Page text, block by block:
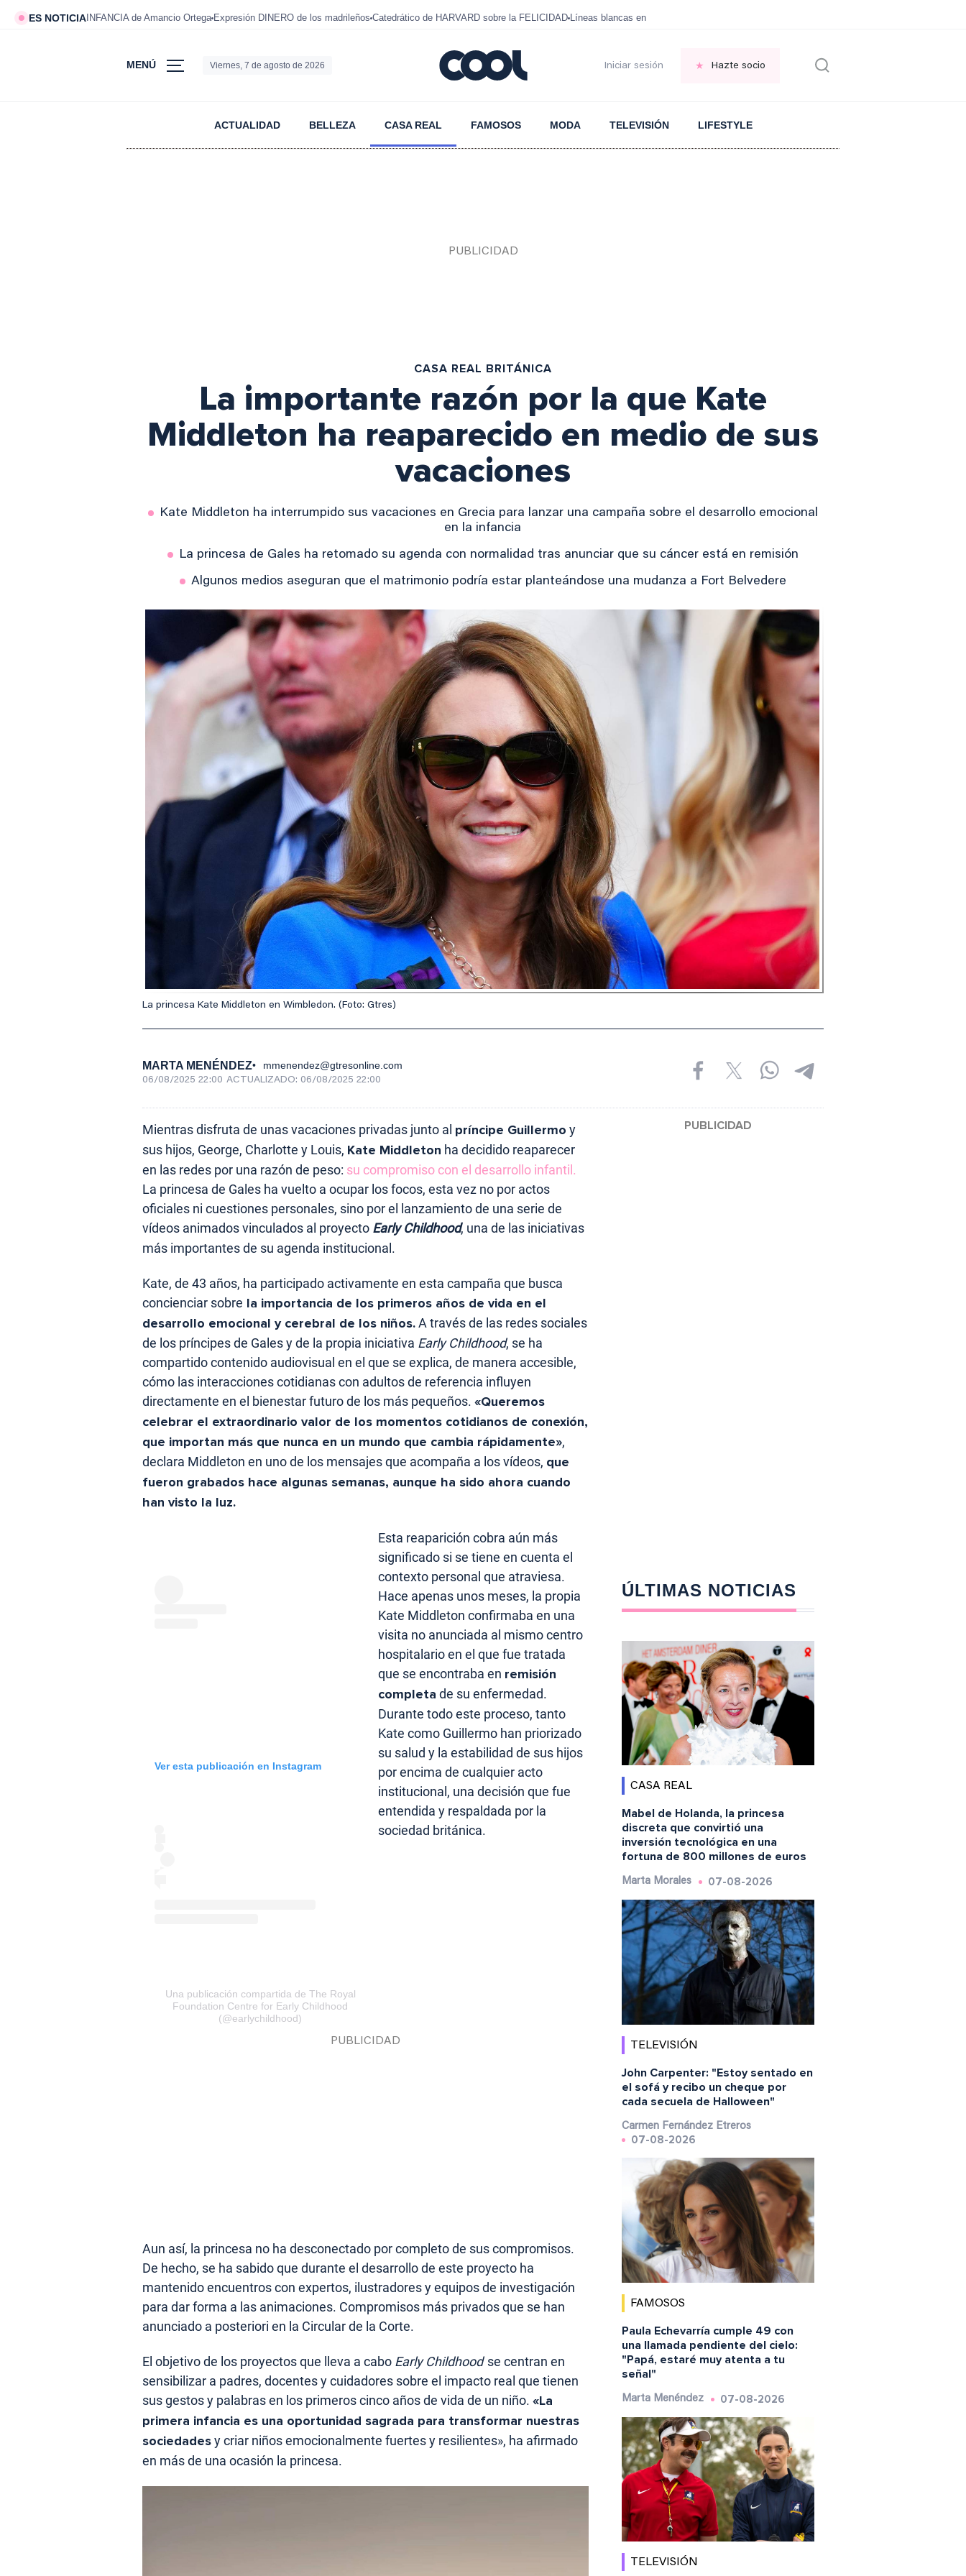
ES NOTICIA INFANCIA de Amancio Ortega Expresión DINERO de los madrileños Catedrático de HARVARD sobre la FELICIDAD Líneas blancas en las VENTANAS
MENÚ Viernes, 7 de agosto de 2026 Iniciar sesión Hazte socio
ACTUALIDAD BELLEZA CASA REAL FAMOSOS MODA TELEVISIÓN LIFESTYLE
CASA REAL BRITÁNICA
La importante razón por la que Kate
Middleton ha reaparecido en medio de sus
vacaciones
Kate Middleton ha interrumpido sus vacaciones en Grecia para lanzar una campaña sobre el desarrollo emocional
en la infancia
La princesa de Gales ha retomado su agenda con normalidad tras anunciar que su cáncer está en remisión
Algunos medios aseguran que el matrimonio podría estar planteándose una mudanza a Fort Belvedere
La princesa Kate Middleton en Wimbledon. (Foto: Gtres)
MARTA MENÉNDEZ mmenendez@gtresonline.com
06/08/2025 22:00 ACTUALIZADO: 06/08/2025 22:00
Mientras disfruta de unas vacaciones privadas junto al príncipe Guillermo y
sus hijos, George, Charlotte y Louis, Kate Middleton ha decidido reaparecer
en las redes por una razón de peso: su compromiso con el desarrollo infantil.
La princesa de Gales ha vuelto a ocupar los focos, esta vez no por actos
oficiales ni cuestiones personales, sino por el lanzamiento de una serie de
vídeos animados vinculados al proyecto Early Childhood, una de las iniciativas
más importantes de su agenda institucional.
Kate, de 43 años, ha participado activamente en esta campaña que busca
concienciar sobre la importancia de los primeros años de vida en el
desarrollo emocional y cerebral de los niños.A través de las redes sociales
de los príncipes de Gales y de la propia iniciativa Early Childhood, se ha
compartido contenido audiovisual en el que se explica, de manera accesible,
cómo las interacciones cotidianas con adultos de referencia influyen
directamente en el bienestar futuro de los más pequeños. «Queremos
celebrar el extraordinario valor de los momentos cotidianos de conexión,
que importan más que nunca en un mundo que cambia rápidamente»,
declara Middleton en uno de los mensajes que acompaña a los vídeos, que
fueron grabados hace algunas semanas, aunque ha sido ahora cuando
han visto la luz.
Ver esta publicación en Instagram
Una publicación compartida de The Royal
Foundation Centre for Early Childhood
(@earlychildhood)
Esta reaparición cobra aún más
significado si se tiene en cuenta el
contexto personal que atraviesa.
Hace apenas unos meses, la propia
Kate Middleton confirmaba en una
visita no anunciada al mismo centro
hospitalario en el que fue tratada
que se encontraba en remisión
completa de su enfermedad.
Durante todo este proceso, tanto
Kate como Guillermo han priorizado
su salud y la estabilidad de sus hijos
por encima de cualquier acto
institucional, una decisión que fue
entendida y respaldada por la
sociedad británica.
Aun así, la princesa no ha desconectado por completo de sus compromisos.
De hecho, se ha sabido que durante el desarrollo de este proyecto ha
mantenido encuentros con expertos, ilustradores y equipos de investigación
para dar forma a las animaciones. Compromisos más privados que se han
anunciado a posteriori en la Circular de la Corte.
El objetivo de los proyectos que lleva a cabo Early Childhoodse centran en
sensibilizar a padres, docentes y cuidadores sobre el impacto real que tienen
sus gestos y palabras en los primeros cinco años de vida de un niño. «La
primera infancia es una oportunidad sagrada para transformar nuestras
sociedadesy criar niños emocionalmente fuertes y resilientes», ha afirmado
en más de una ocasión la princesa.
ÚLTIMAS NOTICIAS
CASA REAL
Mabel de Holanda, la princesa
discreta que convirtió una
inversión tecnológica en una
fortuna de 800 millones de euros
Marta Morales 07-08-2026
TELEVISIÓN
John Carpenter: "Estoy sentado en
el sofá y recibo un cheque por
cada secuela de Halloween"
Carmen Fernández Etreros
07-08-2026
FAMOSOS
Paula Echevarría cumple 49 con
una llamada pendiente del cielo:
"Papá, estaré muy atenta a tu
señal"
Marta Menéndez 07-08-2026
TELEVISIÓN